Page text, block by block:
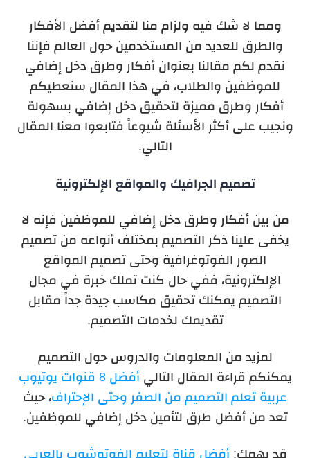
ومما لا شك فيه ولزام منا لتقديم أفضل الأفكار
والطرق للعديد من المستخدمين حول العالم فإننا
نقدم لكم مقالنا بعنوان أفكار وطرق دخل إضافي
للموظفين والطلاب، في هذا المقال سنعطيكم
أفكار وطرق مميزة لتحقيق دخل إضافي بسهولة
ونجيب على أكثر الأسئلة شيوعاً فتابعوا معنا المقال
التالي.
تصميم الجرافيك والمواقع الإلكترونية
من بين أفكار وطرق دخل إضافي للموظفين فإنه لا
يخفى علينا ذكر التصميم بمختلف أنواعه من تصميم
الصور الفوتوغرافية وحتى تصميم المواقع
الإلكترونية، ففي حال كنت تملك خبرة في مجال
التصميم يمكنك تحقيق مكاسب جيدة جداً مقابل
تقديمك لخدمات التصميم.
لمزيد من المعلومات والدروس حول التصميم
يمكنكم قراءة المقال التالي
أفضل 8 قنوات يوتيوب
عربية تعلم التصميم من الصفر وحتى الإحتراف، حيث
تعد من أفضل طرق لتأمين دخل إضافي للموظفين.
قد يهمك:أفضل قناة لتعليم الفوتوشوب بالعربي